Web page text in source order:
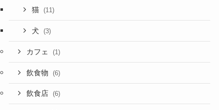
猫 (11)
犬 (3)
カフェ (1)
飲食物 (6)
飲食店 (6)